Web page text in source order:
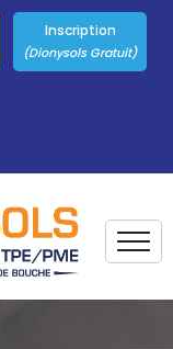
Inscription
(Dionysols Gratuit)